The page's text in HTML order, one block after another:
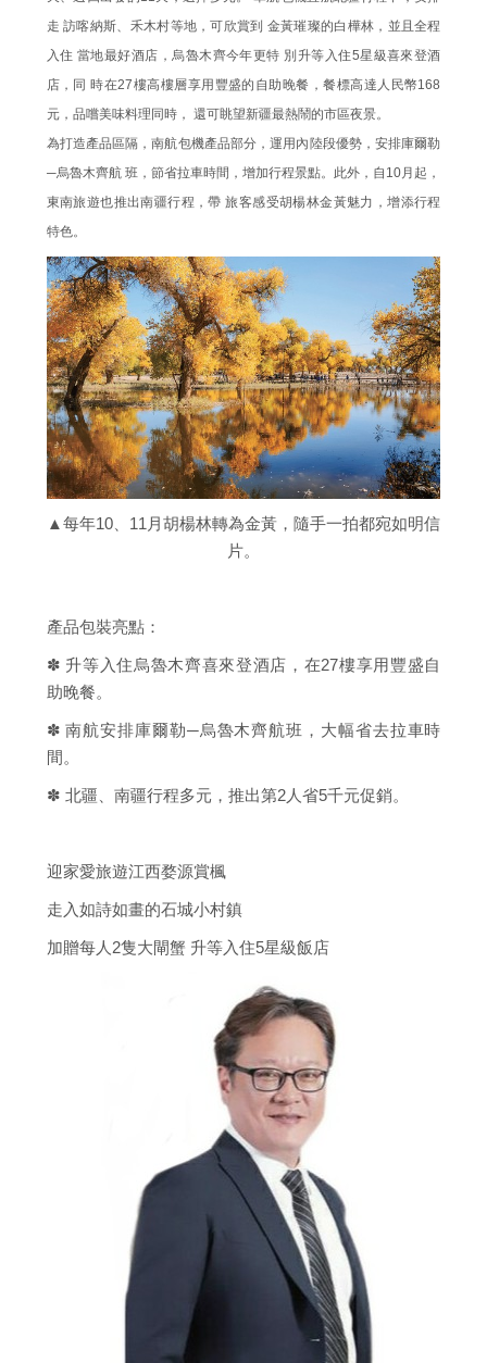
走 訪喀納斯、禾木村等地，可欣賞到 金黃璀璨的白樺林，並且全程
入住 當地最好酒店，烏魯木齊今年更特 別升等入住5星級喜來登酒
店，同 時在27樓高樓層享用豐盛的自助晚餐，餐標高達人民幣168
元，品嚐美味料理同時， 還可眺望新疆最熱鬧的市區夜景。
為打造產品區隔，南航包機產品部分，運用內陸段優勢，安排庫爾勒
─烏魯木齊航 班，節省拉車時間，增加行程景點。此外，自10月起，
東南旅遊也推出南疆行程，帶 旅客感受胡楊林金黃魅力，增添行程
特色。
▲每年10、11月胡楊林轉為金黃，隨手一拍都宛如明信
片。
產品包裝亮點：
✽ 升等入住烏魯木齊喜來登酒店，在27樓享用豐盛自
助晚餐。
✽ 南航安排庫爾勒─烏魯木齊航班，大幅省去拉車時
間。
✽ 北疆、南疆行程多元，推出第2人省5千元促銷。
迎家愛旅遊江西婺源賞楓
走入如詩如畫的石城小村鎮
加贈每人2隻大閘蟹 升等入住5星級飯店